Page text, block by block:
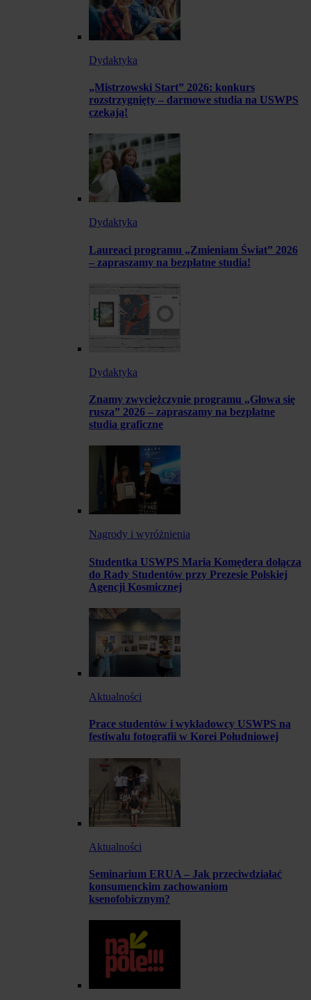
Dydaktyka
„Mistrzowski Start” 2026: konkurs
rozstrzygnięty – darmowe studia na USWPS
czekają!
Dydaktyka
Laureaci programu „Zmieniam Świat” 2026
– zapraszamy na bezpłatne studia!
Dydaktyka
Znamy zwyciężczynie programu „Głowa się
rusza” 2026 – zapraszamy na bezpłatne
studia graficzne
Nagrody i wyróżnienia
Studentka USWPS Maria Komędera dołącza
do Rady Studentów przy Prezesie Polskiej
Agencji Kosmicznej
Aktualności
Prace studentów i wykładowcy USWPS na
festiwalu fotografii w Korei Południowej
Aktualności
Seminarium ERUA – Jak przeciwdziałać
konsumenckim zachowaniom
ksenofobicznym?